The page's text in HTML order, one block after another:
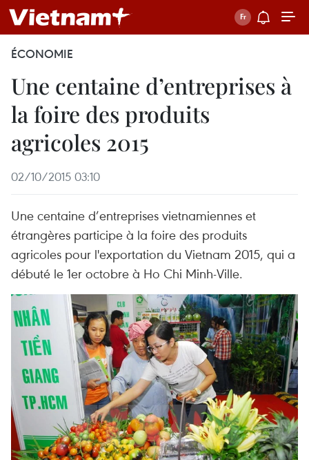
ÉCONOMIE
Une centaine d’entreprises à
la foire des produits
agricoles 2015
02/10/2015 03:10
Une centaine d’entreprises vietnamiennes et
étrangères participe à la foire des produits
agricoles pour l'exportation du Vietnam 2015, qui a
débuté le 1er octobre à Ho Chi Minh-Ville.